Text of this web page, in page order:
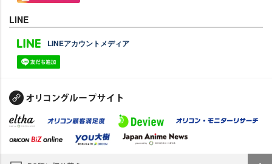
LINE
LINEアカウントメディア